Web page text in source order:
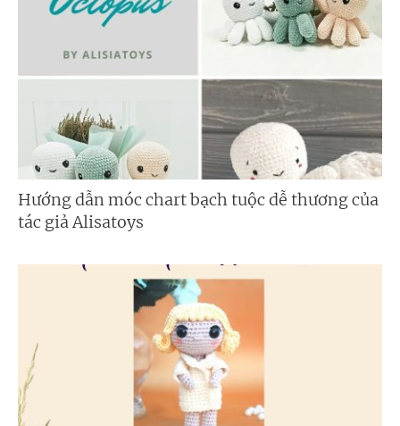
Hướng dẫn móc chart bạch tuộc dễ thương của
tác giả Alisatoys